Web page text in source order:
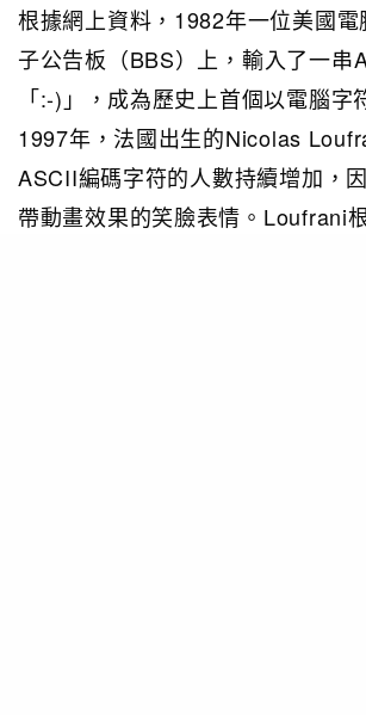
根據網上資料，1982年一位美國
子公告板（BBS）上，輸入了一串
「:-)」，成為歷史上首個以電腦字
1997年，法國出生的Nicolas
ASCII編碼字符的人數持續增加，
帶動畫效果的笑臉表情。Loufrani